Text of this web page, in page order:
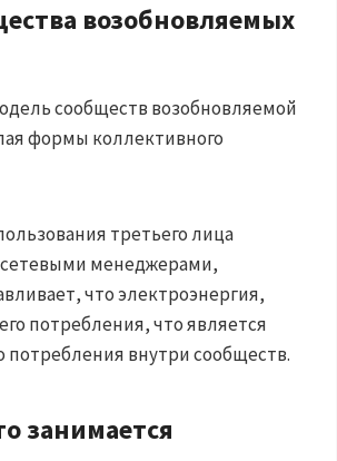
возобновляемых
сообществ возобновляемой
формы коллективного
третьего лица
сетевыми менеджерами,
что электроэнергия,
потребления, что является
внутри сообществ.
занимается